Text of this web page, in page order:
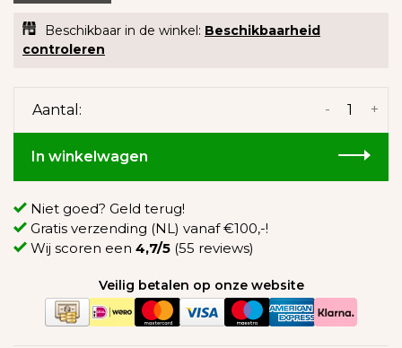
Beschikbaar in de winkel: Beschikbaarheid
controleren
Aantal: +
-
In winkelwagen
Niet goed? Geld terug!
Gratis verzending (NL) vanaf €100,-!
Wij scoren een 4,7/5 (55 reviews)
Veilig betalen op onze website